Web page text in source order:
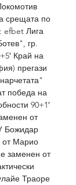
срещата по
efbet Лига
гр.
Край на
прегази
победа на
90+1′
от
Божидар
от Марио
заменен от
Траоре